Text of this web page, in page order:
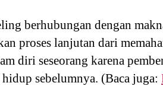
berhubungan dengan
proses lanjutan dari
diri seseorang karena
sebelumnya. (Baca juga: